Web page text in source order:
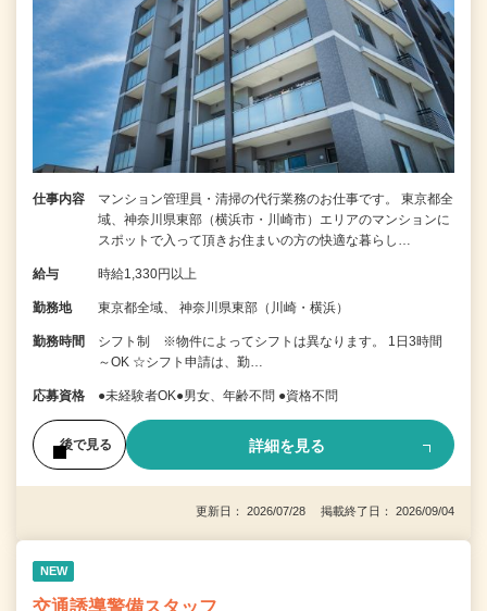
仕事内容
マンション管理員・清掃の代行業務のお仕事です。 東京都全
域、神奈川県東部（横浜市・川崎市）エリアのマンションに
スポットで入って頂きお住まいの方の快適な暮らし…
給与 時給1,330円以上
勤務地 東京都全域、 神奈川県東部（川崎・横浜）
勤務時間
シフト制 ※物件によってシフトは異なります。 1日3時間
～OK ☆シフト申請は、勤…
応募資格 ●未経験者OK●男女、年齢不問 ●資格不問
後で見る 詳細を見る
更新日： 2026/07/28 掲載終了日： 2026/09/04
NEW